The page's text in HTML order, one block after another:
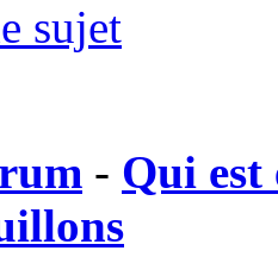
sujet
- Qui est